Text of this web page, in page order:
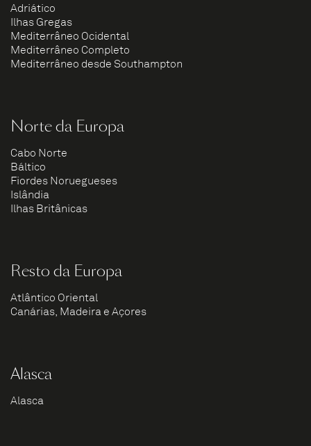
Adriático
Ilhas Gregas
Mediterrâneo Ocidental
Mediterrâneo Completo
Mediterrâneo desde Southampton
Norte da Europa
Cabo Norte
Báltico
Fiordes Noruegueses
Islândia
Ilhas Britânicas
Resto da Europa
Atlântico Oriental
Canárias, Madeira e Açores
Alasca
Alasca